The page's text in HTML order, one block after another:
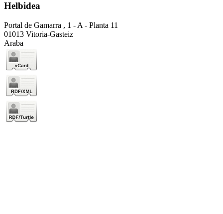
Helbidea
Portal de Gamarra , 1 - A - Planta 11
01013 Vitoria-Gasteiz
Araba